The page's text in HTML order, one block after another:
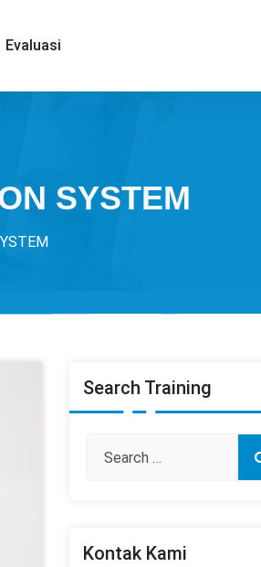
Evaluasi
SYSTEM
Search Training
Kontak Kami